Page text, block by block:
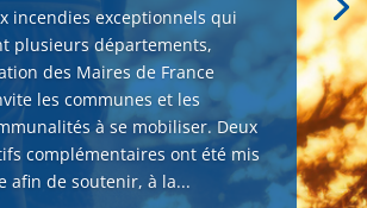
incendies exceptionnels qui
plusieurs départements,
des Maires de France
les communes et les
à se mobiliser. Deux
complémentaires ont été mis
afin de soutenir, à la...